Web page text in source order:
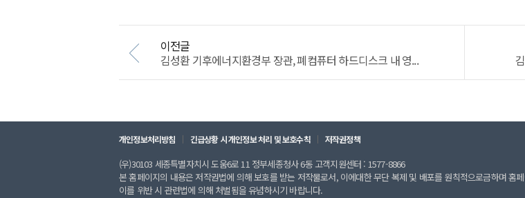
이전글
김성환 기후에너지환경부 장관, 폐컴퓨터 하드디스크 내 영...
개인정보처리방침 긴급상황 시 개인정보 처리 및 보호수칙 저작권정책
(우)30103 세종특별자치시 도움6로 11 정부세종청사 6동 고객지원센터 : 1577-8866
본 홈페이지의 내용은 저작권법에 의해 보호를 받는 저작물로서, 이에대한 무단 복제 및 배포를 원칙적으로금하며 홈
이를 위반 시 관련법에 의해 처벌됨을 유념하시기 바랍니다.